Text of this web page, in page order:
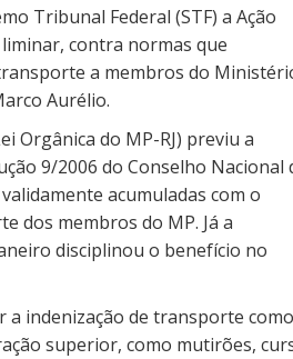
Tribunal Federal (STF) a Ação
contra normas que
a membros do
Aurélio.
Orgânica do MP-RJ) previu a
9/2006 do Conselho Nacional
acumuladas com o
dos membros do MP. Já a
disciplinou o benefício no
indenização de transporte
superior, como mutirões,